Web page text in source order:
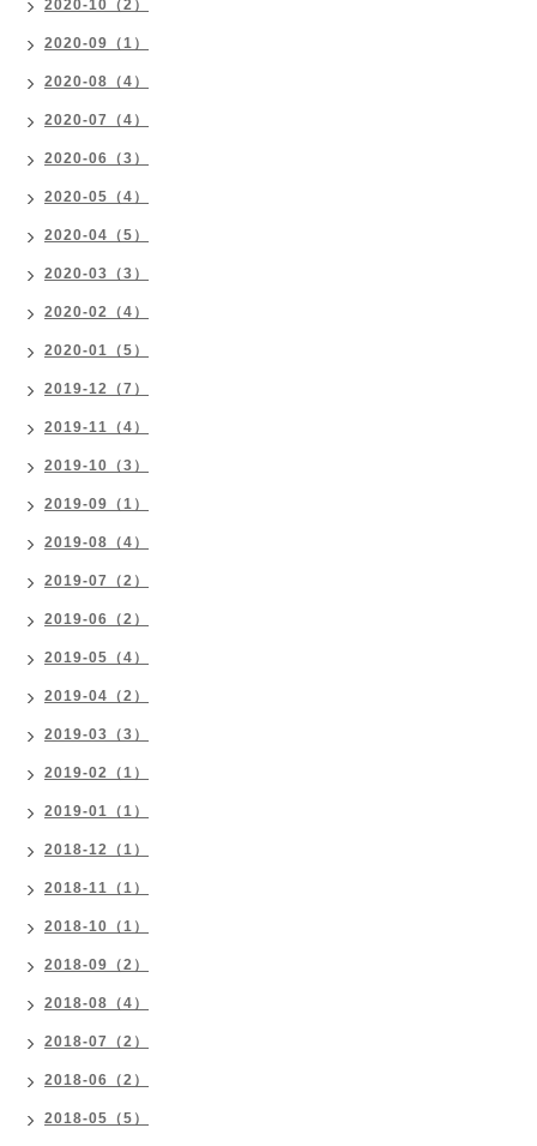
2020-10（2）
2020-09（1）
2020-08（4）
2020-07（4）
2020-06（3）
2020-05（4）
2020-04（5）
2020-03（3）
2020-02（4）
2020-01（5）
2019-12（7）
2019-11（4）
2019-10（3）
2019-09（1）
2019-08（4）
2019-07（2）
2019-06（2）
2019-05（4）
2019-04（2）
2019-03（3）
2019-02（1）
2019-01（1）
2018-12（1）
2018-11（1）
2018-10（1）
2018-09（2）
2018-08（4）
2018-07（2）
2018-06（2）
2018-05（5）